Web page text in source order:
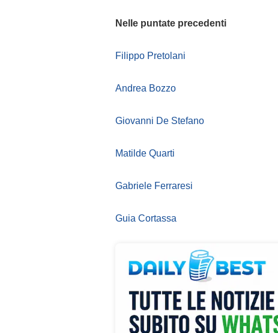
Nelle puntate precedenti
Filippo Pretolani
Andrea Bozzo
Giovanni De Stefano
Matilde Quarti
Gabriele Ferraresi
Guia Cortassa